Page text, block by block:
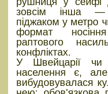
зовсім інша —
піджаком у метро
формат
раптового
конфліктах.
У Швейцарії чи
населення є,
вибудовувалася